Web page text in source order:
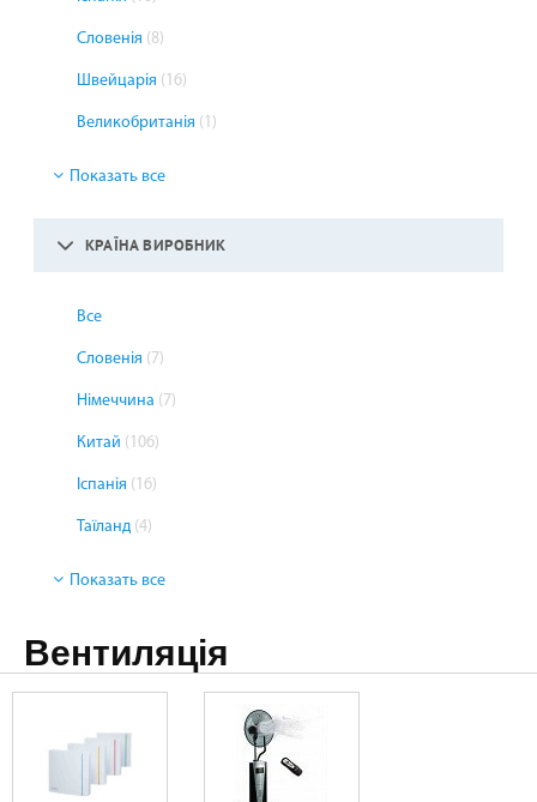
Словенія (8)
Швейцарія (16)
Великобританія (1)
Показать все
КРАЇНА ВИРОБНИК
Все
Словенія (7)
Німеччина (7)
Китай (106)
Іспанія (16)
Таїланд (4)
Показать все
Вентиляція